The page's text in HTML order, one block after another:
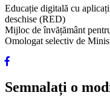
Educație digitală cu
deschise (RED)
Mijloc de învățământ
Omologat selectiv de
Semnalați o